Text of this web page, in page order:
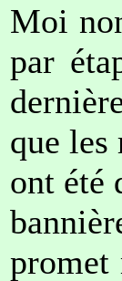
Moi
par
que les
ont été
promet